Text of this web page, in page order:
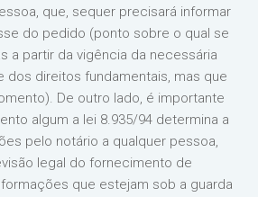
que, sequer precisará informar
do pedido (ponto sobre o qual se
a partir da vigência da necessária
dos direitos fundamentais, mas que
De outro lado, é importante
algum a lei 8.935/94 determina a
pelo notário a qualquer pessoa,
legal do fornecimento de
que estejam sob a guarda